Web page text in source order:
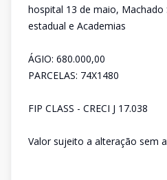
hospital 13 de maio, Machado
estadual e Academias
ÁGIO: 680.000,00
PARCELAS: 74X1480
FIP CLASS - CRECI J 17.038
Valor sujeito a alteração sem